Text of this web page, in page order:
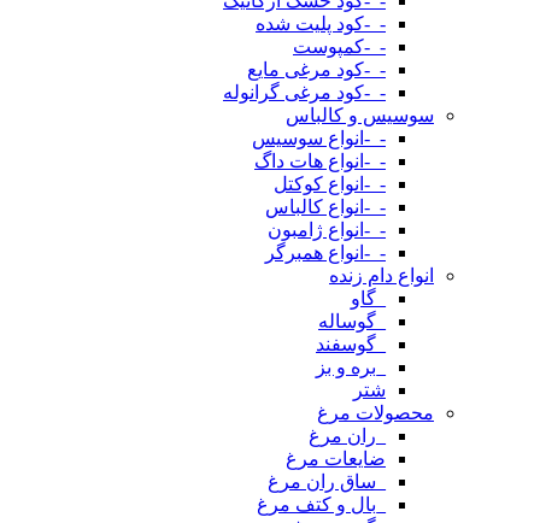
-_-کود پلیت شده
-_-کمپوست
-_-کود مرغی مایع
-_-کود مرغی گرانوله
سوسیس و کالباس
-_-انواع سوسیس
-_-انواع هات داگ
-_-انواع کوکتل
-_-انواع کالباس
-_-انواع ژامبون
-_-انواع همبرگر
انواع دام زنده
_گاو
_گوساله
_گوسفند
_بره و بز
شتر
محصولات مرغ
_ران مرغ
ضایعات مرغ
_ساق ران مرغ
_بال و کتف مرغ